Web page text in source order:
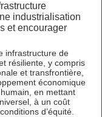
industrialisation
et encourager
infrastructure de
résiliente, y compris
et transfrontière,
économique
en mettant
à un coût
d’équité.